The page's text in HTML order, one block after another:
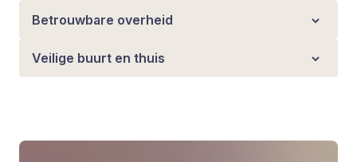
Betrouwbare overheid
Veilige buurt en thuis